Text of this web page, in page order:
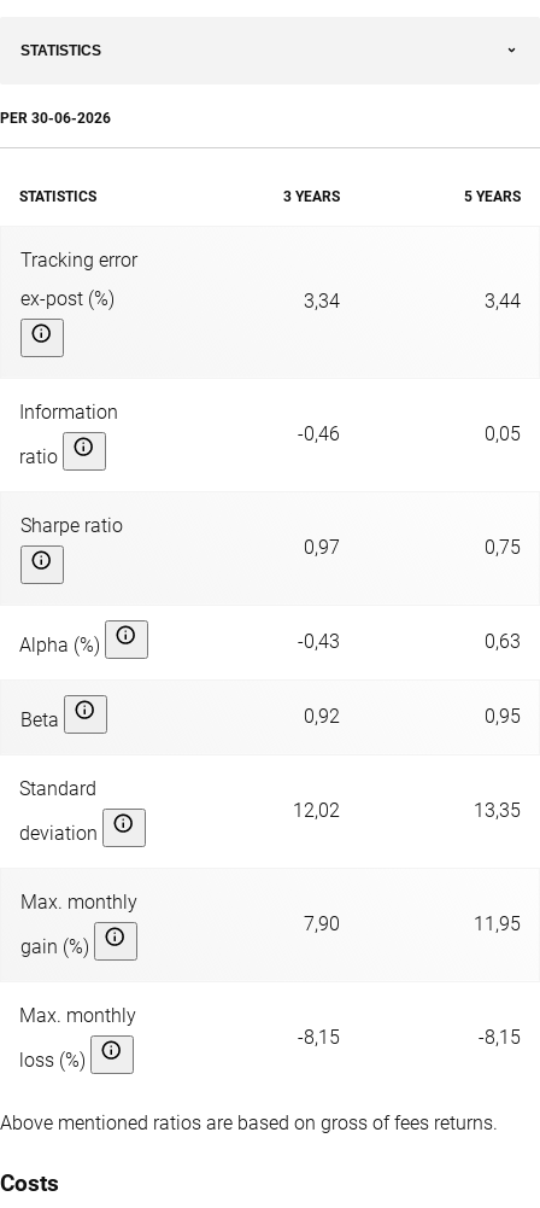
STATISTICS
PER 30-06-2026
STATISTICS 3 YEARS 5 YEARS
Tracking error
ex-post (%)
3,34 3,44
Information
ratio
-0,46 0,05
Sharpe ratio
0,97
0,75
Alpha (%) -0,43 0,63
Beta 0,92 0,95
Standard
deviation
12,02 13,35
Max. monthly
gain (%)
7,90 11,95
Max. monthly
loss (%)
-8,15 -8,15
Above mentioned ratios are based on gross of fees returns.
Costs